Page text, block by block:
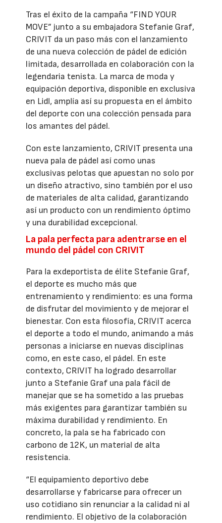
Tras el éxito de la campaña “FIND YOUR
MOVE” junto a su embajadora Stefanie Graf,
CRIVIT da un paso más con el lanzamiento
de una nueva colección de pádel de edición
limitada, desarrollada en colaboración con la
legendaria tenista. La marca de moda y
equipación deportiva, disponible en exclusiva
en Lidl, amplía así su propuesta en el ámbito
del deporte con una colección pensada para
los amantes del pádel.
Con este lanzamiento, CRIVIT presenta una
nueva pala de pádel así como unas
exclusivas pelotas que apuestan no solo por
un diseño atractivo, sino también por el uso
de materiales de alta calidad, garantizando
así un producto con un rendimiento óptimo
y una durabilidad excepcional.
La pala perfecta para adentrarse en el
mundo del pádel con CRIVIT
Para la exdeportista de élite Stefanie Graf,
el deporte es mucho más que
entrenamiento y rendimiento: es una forma
de disfrutar del movimiento y de mejorar el
bienestar. Con esta filosofía, CRIVIT acerca
el deporte a todo el mundo, animando a más
personas a iniciarse en nuevas disciplinas
como, en este caso, el pádel. En este
contexto, CRIVIT ha logrado desarrollar
junto a Stefanie Graf una pala fácil de
manejar que se ha sometido a las pruebas
más exigentes para garantizar también su
máxima durabilidad y rendimiento. En
concreto, la pala se ha fabricado con
carbono de 12K, un material de alta
resistencia.
“El equipamiento deportivo debe
desarrollarse y fabricarse para ofrecer un
uso cotidiano sin renunciar a la calidad ni al
rendimiento. El objetivo de la colaboración